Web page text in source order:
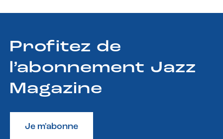
Profitez de
l’abonnement Jazz
Magazine
Je m'abonne